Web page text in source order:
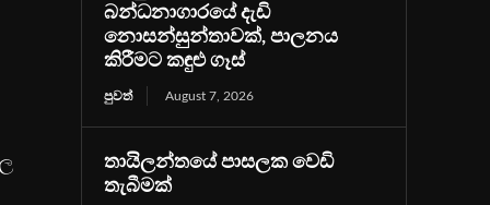
බන්ධනාගාරයේ දැඩි
නොසන්සුන්තාවක්, පාලනය
කිරීමට කඳුළු ගෑස්
පුවත් August 7, 2026
තායිලන්තයේ පාසලක වෙඩි
තැබීමක්